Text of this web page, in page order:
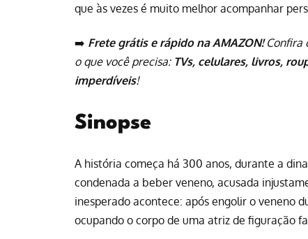
que às vezes é muito melhor acompanhar
➡️ Frete grátis e rápido na AMAZON!Confira
o que você precisa: TVs, celulares, livros,
imperdíveis!
Sinopse
A história começa há 300 anos, durante a
condenada a beber veneno, acusada
inesperado acontece: após engolir o veneno
ocupando o corpo de uma atriz de figuração